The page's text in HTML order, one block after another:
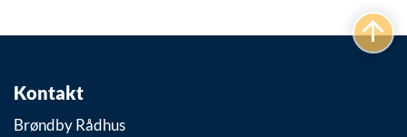
Kontakt
Brøndby Rådhus